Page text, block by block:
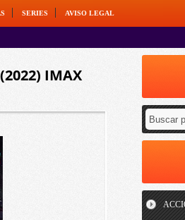
SERIES AVISO LEGAL
IMAX